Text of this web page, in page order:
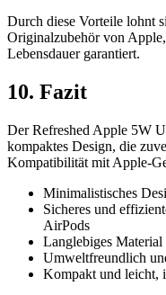
Durch diese Vorteile lohnt
Originalzubehör von
Lebensdauer garantiert.
10. Fazit
Der Refreshed Apple 5W
kompaktes Design, die
Kompatibilität mit Apple-
Minimalistisches
Sicheres und
AirPods
Langlebiges
Umweltfreundlich
Kompakt und leicht,